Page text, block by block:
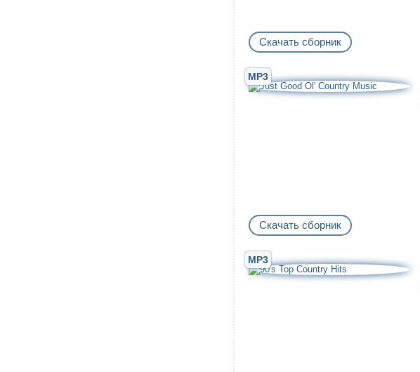
Скачать сборник
MP3
Скачать сборник
MP3